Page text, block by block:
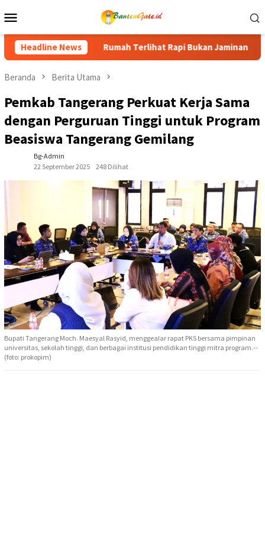
ke
Mobile
Headline News
Bukan Jaminan Bebas Rayap, Kenali Tanda dan Cara
Beranda Berita Utama
Pemkab Tangerang Perkuat Kerja Sama
dengan Perguruan Tinggi untuk Program
Beasiswa Tangerang Gemilang
Bg-Admin
22 September 2025
248 Dilihat
Bupati Tangerang Moch. Maesyal Rasyid, menggealar rapat PKS bersama pimpinan
universitas, sekolah tinggi, dan berbagai institusi pendidikan tinggi mitra program.--
(foto: prokopim)